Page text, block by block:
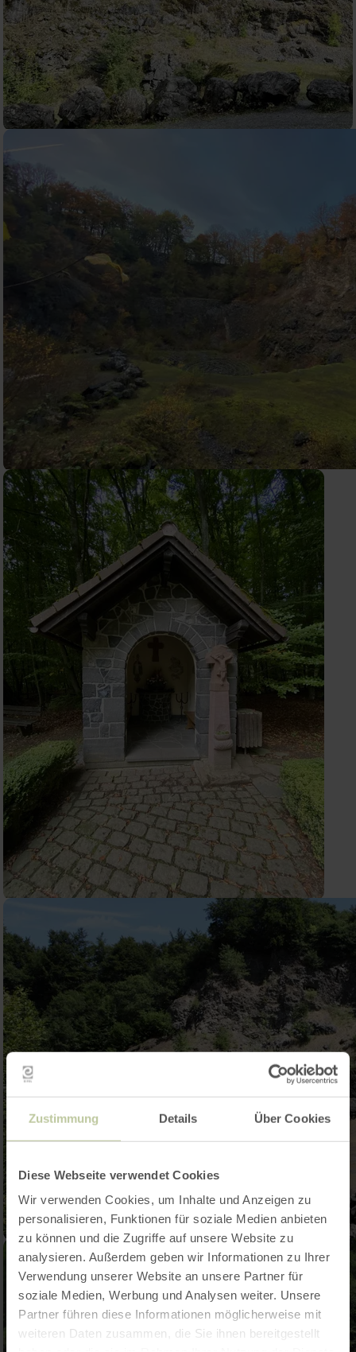
Zustimmung Details Über Cookies
Diese Webseite verwendet Cookies
Wir verwenden Cookies, um Inhalte und Anzeigen zu
personalisieren, Funktionen für soziale Medien anbieten
zu können und die Zugriffe auf unsere Website zu
analysieren. Außerdem geben wir Informationen zu Ihrer
Verwendung unserer Website an unsere Partner für
soziale Medien, Werbung und Analysen weiter. Unsere
Partner führen diese Informationen möglicherweise mit
weiteren Daten zusammen, die Sie ihnen bereitgestellt